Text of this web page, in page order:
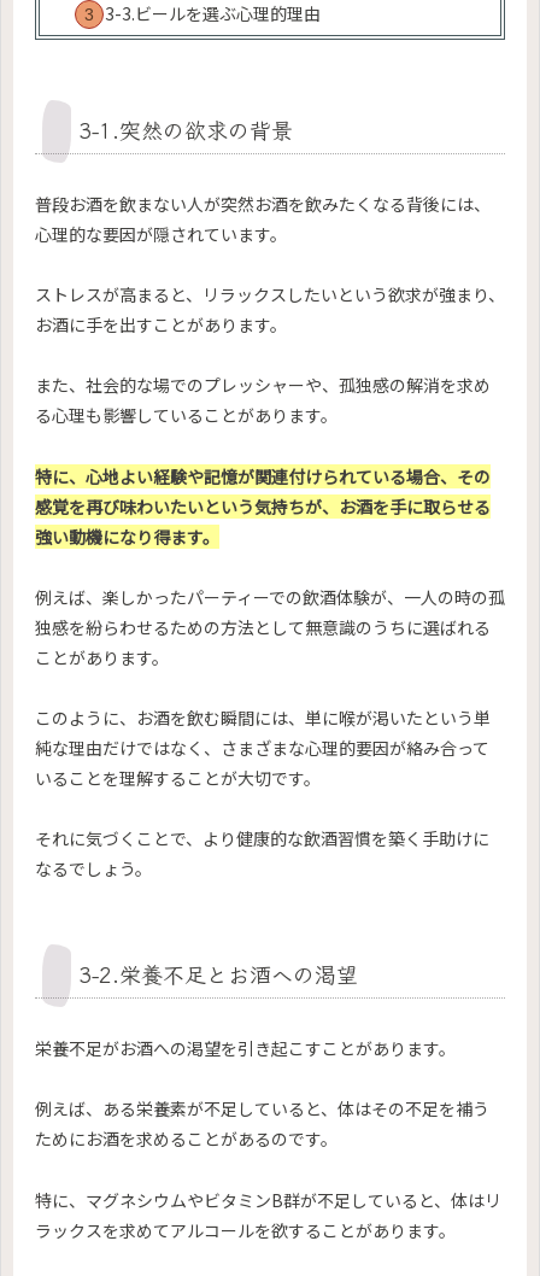
3-3.ビールを選ぶ心理的理由
3-1.突然の欲求の背景
普段お酒を飲まない人が突然お酒を飲みたくなる背後には、
心理的な要因が隠されています。
ストレスが高まると、リラックスしたいという欲求が強まり、
お酒に手を出すことがあります。
また、社会的な場でのプレッシャーや、孤独感の解消を求め
る心理も影響していることがあります。
特に、心地よい経験や記憶が関連付けられている場合、その
感覚を再び味わいたいという気持ちが、お酒を手に取らせる
強い動機になり得ます。
例えば、楽しかったパーティーでの飲酒体験が、一人の時の孤
独感を紛らわせるための方法として無意識のうちに選ばれる
ことがあります。
このように、お酒を飲む瞬間には、単に喉が渇いたという単
純な理由だけではなく、さまざまな心理的要因が絡み合って
いることを理解することが大切です。
それに気づくことで、より健康的な飲酒習慣を築く手助けに
なるでしょう。
3-2.栄養不足とお酒への渇望
栄養不足がお酒への渇望を引き起こすことがあります。
例えば、ある栄養素が不足していると、体はその不足を補う
ためにお酒を求めることがあるのです。
特に、マグネシウムやビタミンB群が不足していると、体はリ
ラックスを求めてアルコールを欲することがあります。